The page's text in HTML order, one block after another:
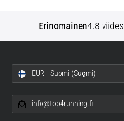
Erinomainen4.8
EUR - Suomi (Suo̯mi)
info@top4running.fi